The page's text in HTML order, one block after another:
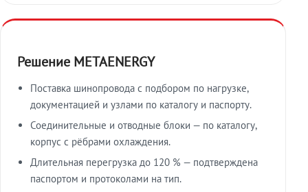
Решение METAENERGY
Поставка шинопровода с подбором по нагрузке,
документацией и узлами по каталогу и паспорту.
Соединительные и отводные блоки — по каталогу,
корпус с рёбрами охлаждения.
Длительная перегрузка до 120 % — подтверждена
паспортом и протоколами на тип.